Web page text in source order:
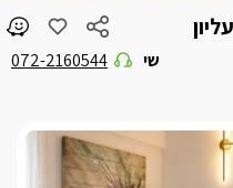
שי 072-2160544